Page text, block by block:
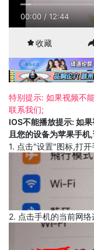
00:00/ 12:44
收藏
特别提示: 如果视频不
联系我们;
IOS不能播放提示: 如
且您的设备为苹果手
1. 点击"设置"图标,打
2. 点击手机的当前网